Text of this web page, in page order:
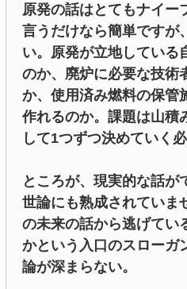
原発の話はとてもナイー
言うだけなら簡単ですが
い。原発が立地している
のか、廃炉に必要な技術
か、使用済み燃料の保管
作れるのか。課題は山積
して1つずつ決めていく必
ところが、現実的な話が
世論にも熟成されていま
の未来の話から逃げてい
かという入口のスローガ
論が深まらない。